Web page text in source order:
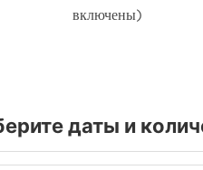
включены)
даты и